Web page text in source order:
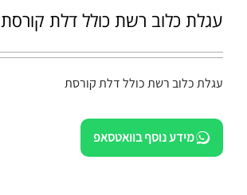
עגלת כלוב רשת כולל דלת קורסת C101
עגלת כלוב רשת כולל דלת קורסת
מידע נוסף בוואטסאפ